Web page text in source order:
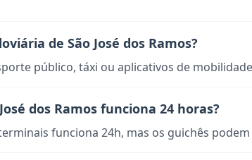
de São José dos Ramos?
público, táxi ou aplicativos de
dos Ramos funciona 24 horas?
funciona 24h, mas os guichês